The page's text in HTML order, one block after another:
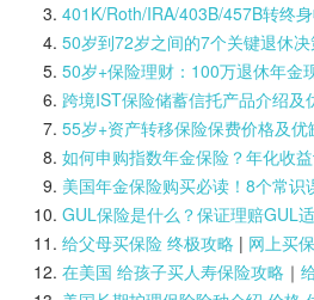
401K/Roth/IRA/403B/457B转终
50岁到72岁之间的7个关键退休决
50岁+保险理财：100万退休年金
跨境IST保险储蓄信托产品介绍及
55岁+资产转移保险保费价格及优
如何申购指数年金保险？年化收
美国年金保险购买必读！8个常识
GUL保险是什么？保证理赔GUL
给父母买保险 终极攻略| 网上买
在美国 给孩子买人寿保险攻略｜